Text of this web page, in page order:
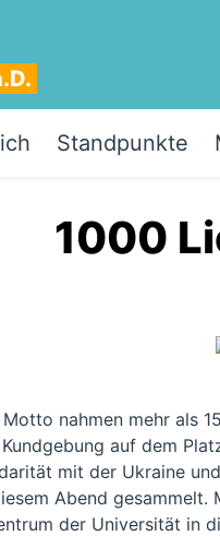
Standpunkte
1000
nahmen mehr als
auf dem
mit der Ukraine
Abend
der Universität in